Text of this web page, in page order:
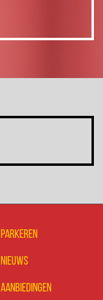
Parkeren
Nieuws
Aanbiedingen